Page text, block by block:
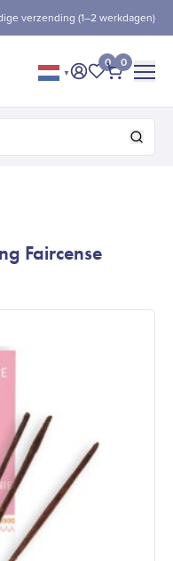
verzending (1–2 werkdagen)
▼ Mijn account
Mijn
0 0
Faircense